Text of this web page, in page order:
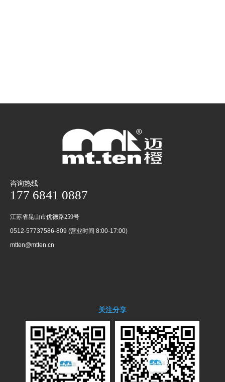
咨询热线
177 6841 0887
江苏省昆山市优德路259号
0512-57737586-809 (营业时间 8:00-17:00)
mtten@mtten.cn
关注分享